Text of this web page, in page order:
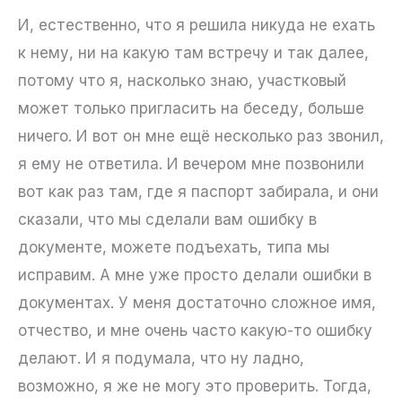
И, естественно, что я решила никуда не ехать
к нему, ни на какую там встречу и так далее,
потому что я, насколько знаю, участковый
может только пригласить на беседу, больше
ничего. И вот он мне ещё несколько раз звонил,
я ему не ответила. И вечером мне позвонили
вот как раз там, где я паспорт забирала, и они
сказали, что мы сделали вам ошибку в
документе, можете подъехать, типа мы
исправим. А мне уже просто делали ошибки в
документах. У меня достаточно сложное имя,
отчество, и мне очень часто какую-то ошибку
делают. И я подумала, что ну ладно,
возможно, я же не могу это проверить. Тогда,